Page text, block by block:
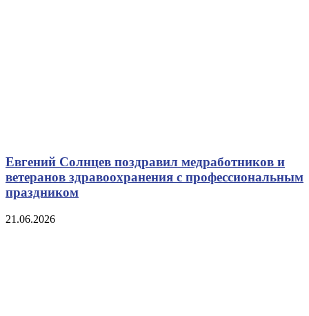
Евгений Солнцев поздравил медработников и
ветеранов здравоохранения с профессиональным
праздником
21.06.2026